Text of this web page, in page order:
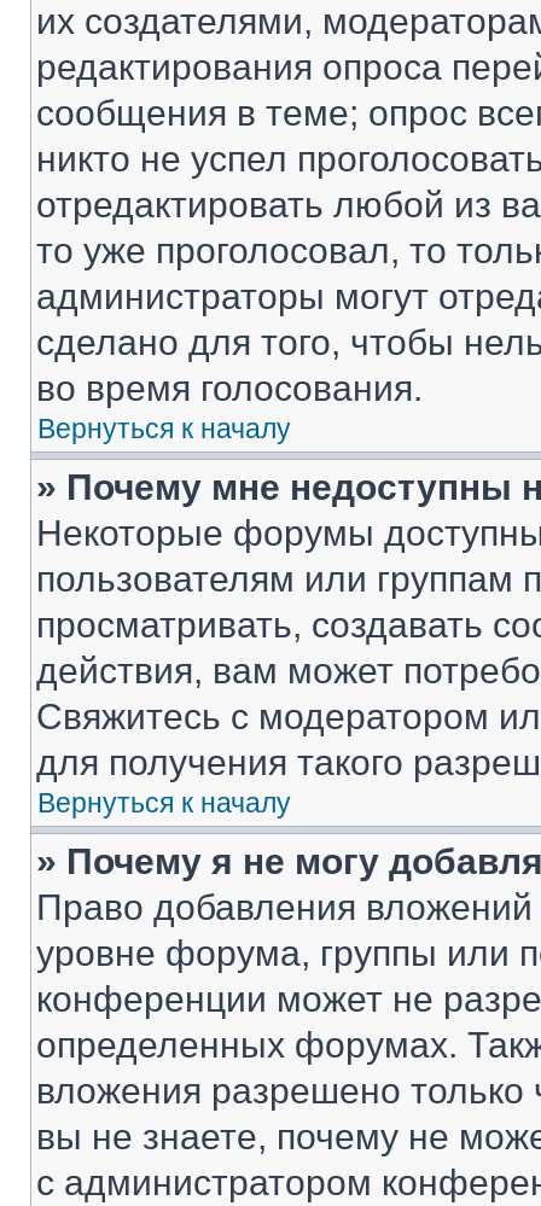
их создателями,
редактирования опроса
сообщения в теме; опрос
никто не успел
отредактировать любой из
то уже проголосовал, то
администраторы могут
сделано для того, чтобы
во время голосования.
Вернуться к началу
» Почему мне недоступны
Некоторые форумы
пользователям или группам
просматривать, создавать
действия, вам может
Свяжитесь с модератором
для получения такого
Вернуться к началу
» Почему я не могу
Право добавления
уровне форума, группы или
конференции может не
определенных форумах.
вложения разрешено
вы не знаете, почему не
с администратором